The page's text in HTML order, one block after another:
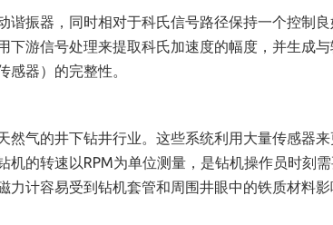
振器，同时相对于科氏信号路径保持一个控制
游信号处理来提取科氏加速度的幅度，并生成
器）的完整性。
气的井下钻井行业。这些系统利用大量传感器
的转速以RPM为单位测量，是钻机操作员时刻
计容易受到钻机套管和周围井眼中的铁质材料